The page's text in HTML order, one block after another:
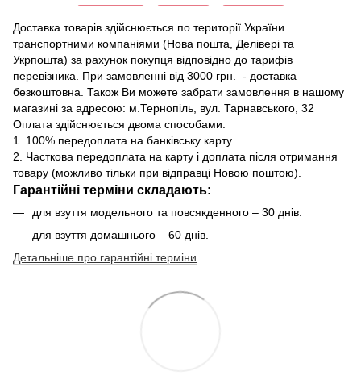
Доставка товарів здійснюється по території України
транспортними компаніями (Нова пошта, Делівері та
Укрпошта) за рахунок покупця відповідно до тарифів
перевізника. При замовленні від 3000 грн. - доставка
безкоштовна. Також Ви можете забрати замовлення в нашому
магазині за адресою: м.Тернопіль, вул. Тарнавського, 32
Оплата здійснюється двома способами:
1. 100% передоплата на банківську карту
2. Часткова передоплата на карту і доплата після отримання
товару (можливо тільки при відправці Новою поштою).
Гарантійні терміни складають:
для взуття модельного та повсякденного – 30 днів.
для взуття домашнього – 60 днів.
Детальніше про гарантійні терміни